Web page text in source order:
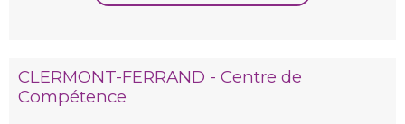
CLERMONT-FERRAND - Centre de
Compétence